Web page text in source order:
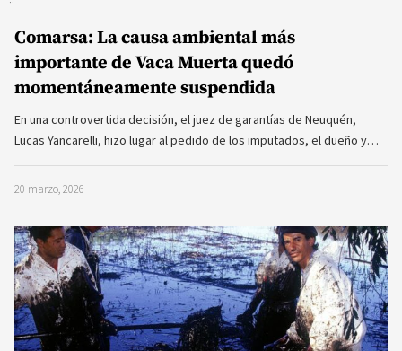
Comarsa: La causa ambiental más
importante de Vaca Muerta quedó
momentáneamente suspendida
En una controvertida decisión, el juez de garantías de Neuquén,
Lucas Yancarelli, hizo lugar al pedido de los imputados, el dueño y…
20 marzo, 2026